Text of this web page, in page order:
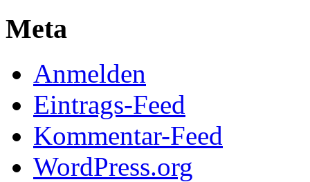
Meta
Anmelden
Eintrags-Feed
Kommentar-Feed
WordPress.org